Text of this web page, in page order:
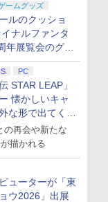
ームグッズ
ルのクッショ
ナルファンタ
年展覧会のグッ
PC
STAR LEAP」
懐かしいキャ
な形で出てくる
新作！
の再会や新たな
描かれる
ューターが「東
ウ2026」出展